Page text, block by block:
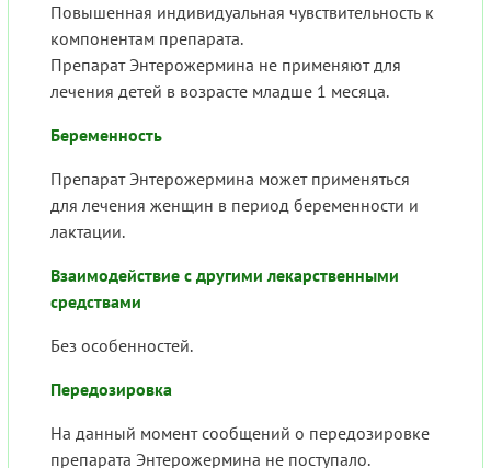
Повышенная индивидуальная чувствительность к
компонентам препарата.
Препарат Энтерожермина не применяют для
лечения детей в возрасте младше 1 месяца.
Беременность
Препарат Энтерожермина может применяться
для лечения женщин в период беременности и
лактации.
Взаимодействие с другими лекарственными
средствами
Без особенностей.
Передозировка
На данный момент сообщений о передозировке
препарата Энтерожермина не поступало.